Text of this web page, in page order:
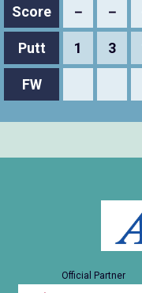
Score － －
Putt 1 3
FW
Official Partner